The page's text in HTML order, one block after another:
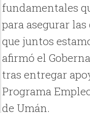
fundamentales
para asegurar
que juntos
afirmó el
tras entregar
Programa
de Umán.